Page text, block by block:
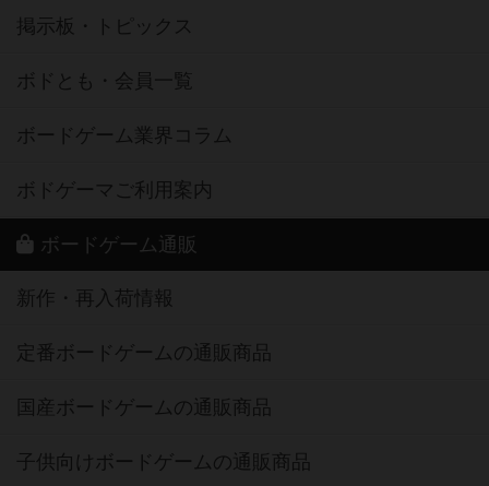
掲示板・トピックス
ボドとも・会員一覧
ボードゲーム業界コラム
ボドゲーマご利用案内
ボードゲーム通販
新作・再入荷情報
定番ボードゲームの通販商品
国産ボードゲームの通販商品
子供向けボードゲームの通販商品